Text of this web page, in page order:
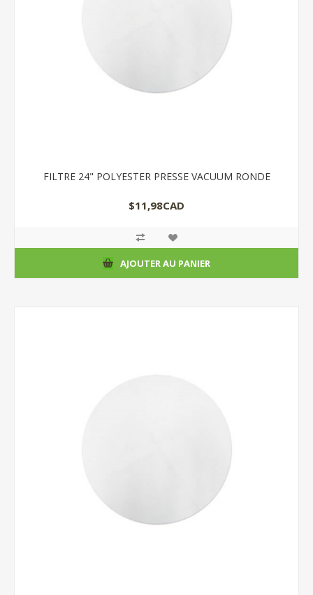
FILTRE 24" POLYESTER PRESSE VACUUM RONDE
$11,98CAD
AJOUTER AU PANIER